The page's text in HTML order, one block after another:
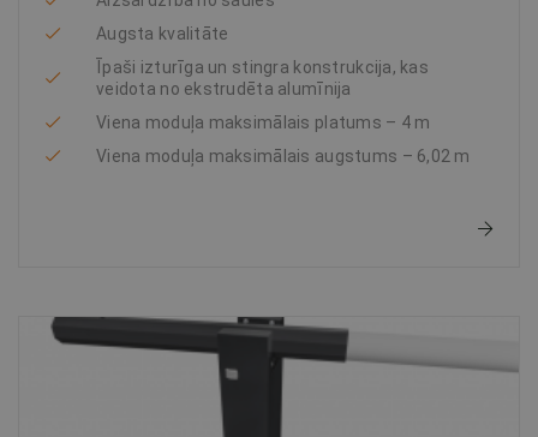
Augsta kvalitāte
Īpaši izturīga un stingra konstrukcija, kas
veidota no ekstrudēta alumīnija
Viena moduļa maksimālais platums – 4 m
Viena moduļa maksimālais augstums – 6,02 m